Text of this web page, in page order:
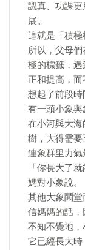
認真、功課
展。
這就是「積極
所以，父母
極的標籤，
正和提高，而
想起了前段時
有一頭小象與
在小河與大
樹，大得需要
連象群里力氣
「你長大了
媽對小象說。
其他大象鬨
信媽媽的話，
不知不覺地
它已經長大